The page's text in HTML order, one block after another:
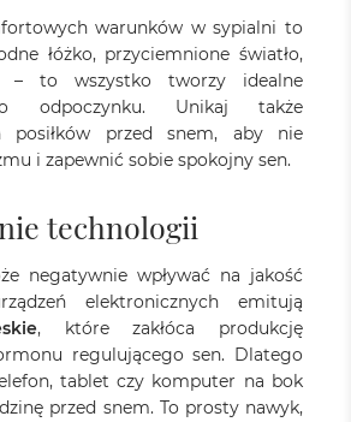
warunków w sypialni to
łóżko, przyciemnione światło,
– to wszystko tworzy idealne
odpoczynku. Unikaj także
posiłków przed snem, aby nie
i zapewnić sobie spokojny sen.
technologii
negatywnie wpływać na jakość
elektronicznych emitują
, które zakłóca produkcję
regulującego sen. Dlatego
tablet czy komputer na bok
przed snem. To prosty nawyk,